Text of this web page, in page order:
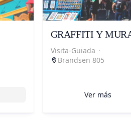
GRAFFITI Y
Visita-Guiada ·
Brandsen 805
Ver más